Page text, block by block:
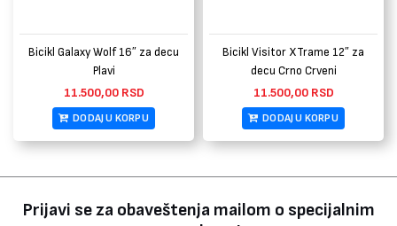
Bicikl Galaxy Wolf 16″ za decu
Plavi
11.500,00 RSD
DODAJ U KORPU
Bicikl Visitor XTrame 12″ za
decu Crno Crveni
11.500,00 RSD
DODAJ U KORPU
Prijavi se za obaveštenja mailom o specijalnim